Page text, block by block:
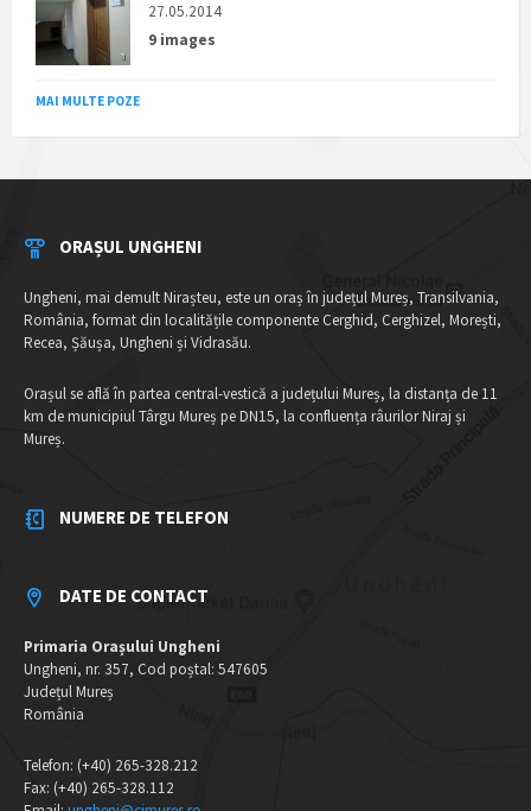
27.05.2014
9 images
MAI MULTE POZE
ORAȘUL UNGHENI
Ungheni, mai demult Nirașteu, este un oraș în județul Mureș, Transilvania,
România, format din localitățile componente Cerghid, Cerghizel, Morești,
Recea, Șăușa, Ungheni și Vidrasău.
Orașul se află în partea central-vestică a județului Mureș, la distanța de 11
km de municipiul Târgu Mureș pe DN15, la confluența râurilor Niraj și
Mureș.
NUMERE DE TELEFON
DATE DE CONTACT
Primaria Orașului Ungheni
Ungheni, nr. 357, Cod poștal: 547605
Județul Mureș
România
Telefon: (+40) 265-328.212
Fax: (+40) 265-328.112